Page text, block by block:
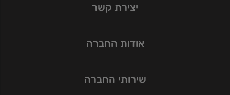
יצירת קשר
אודות החברה
שירותי החברה